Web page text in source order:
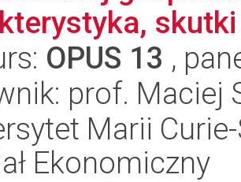
OPUS 13 ,
prof. Maciej
Marii
Ekonomiczny